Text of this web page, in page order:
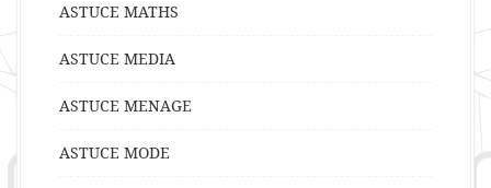
ASTUCE MATHS
ASTUCE MEDIA
ASTUCE MENAGE
ASTUCE MODE